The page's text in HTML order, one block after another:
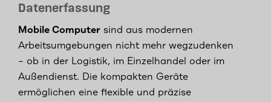
Datenerfassung
Mobile Computer sind aus modernen
Arbeitsumgebungen nicht mehr wegzudenken
– ob in der Logistik, im Einzelhandel oder im
Außendienst. Die kompakten Geräte
ermöglichen eine flexible und präzise